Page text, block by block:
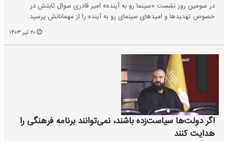
در سومین روز نشست «سینما رو به آینده» امیر قادری سوال ثابتش در
خصوص تهدیدها و امیدهای سینمای رو به آینده را از مهمانانش پرسید.
اگر دولت‌ها سیاست‌زده باشند، نمی‌توانند برنامه فرهنگی را
هدایت کنند